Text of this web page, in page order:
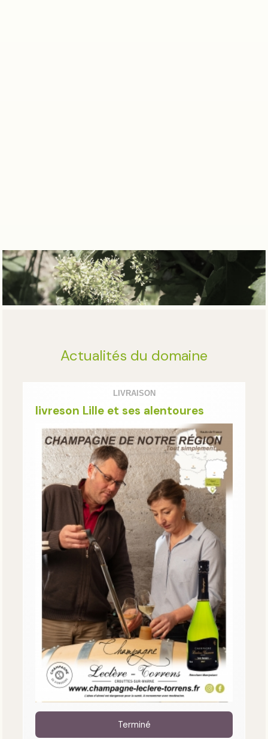
Actualités du domaine
LIVRAISON
livreson Lille et ses alentoures
Terminé